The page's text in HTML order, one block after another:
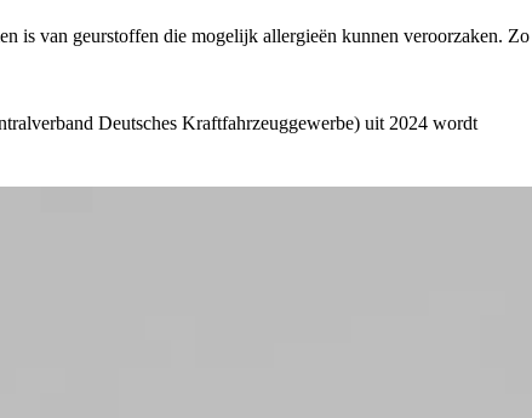
is van geurstoffen die mogelijk allergieën kunnen veroorzaken. Zo
Deutsches Kraftfahrzeuggewerbe) uit 2024 wordt